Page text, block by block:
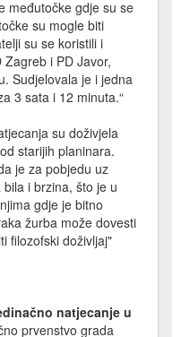
međutočke gdje su se
su mogle biti
su se koristili i
i PD Javor,
Sudjelovala je i jedna
3 sata i 12 minuta.“
su doživjela
starijih planinara.
je za pobjedu uz
i brzina, što je u
gdje je bitno
žurba može dovesti
filozofski doživljaj"
natjecanje u
prvenstvo grada